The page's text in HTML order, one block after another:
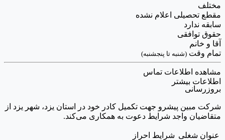
مختلف
مقطع تحصیلی اعلام نشده
سابقه ندارد
حقوق توافقی
آقا و خانم
تمام وقت (شنبه تا پنجشنبه)
مشاهده اطلاعات تماس
اطلاعات بیشتر
بروزرسانی
شرکت مبین پیشرو جهت تکمیل کادر خود در استان یزد، شهر یزد از
متقاضیان واجد شرایط دعوت به همکاری می‌کند.
عنوان شغلی شرایط احراز